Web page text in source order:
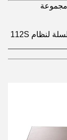
(16S 51.2V وحدة البطارية، 7 وحدات في السلسلة لنظام 112S